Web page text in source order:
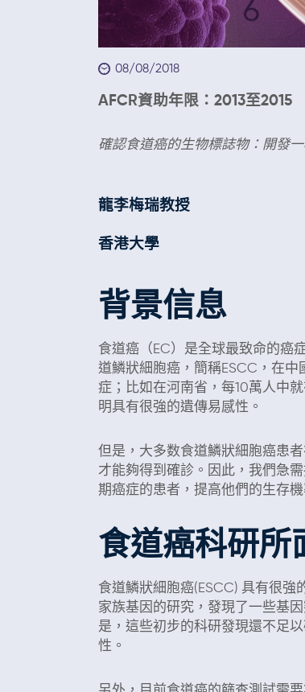
08/08/2018
AFCR資助年限： 2013至2015
確認食道癌的生物標誌物：開發
龍李梅瑞教授
香港大學
背景信息
食道癌（EC）是全球最致命的癌
道鱗狀細胞癌，簡稱ESCC，在
症；比如在河南省，每10萬人中
明具有很強的遺傳易感性。
但是，大多数食道鱗狀細胞癌患
才能夠得到確診。因此，我們急
期癌症的患者，提高他們的生存機
食道癌科研所
食道鱗狀細胞癌(ESCC) 具有很強
家族基因的研究，發現了一些基
是，這些初步的科研發現還不足
性。